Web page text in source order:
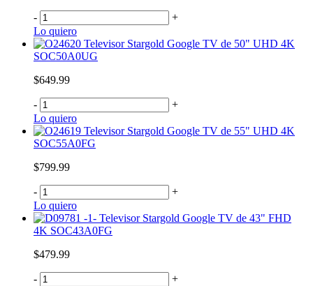
-
+
Lo quiero
Televisor Stargold Google TV de 50" UHD 4K
SOC50A0UG
$649.99
-
+
Lo quiero
Televisor Stargold Google TV de 55" UHD 4K
SOC55A0FG
$799.99
-
+
Lo quiero
Televisor Stargold Google TV de 43" FHD
4K SOC43A0FG
$479.99
-
+